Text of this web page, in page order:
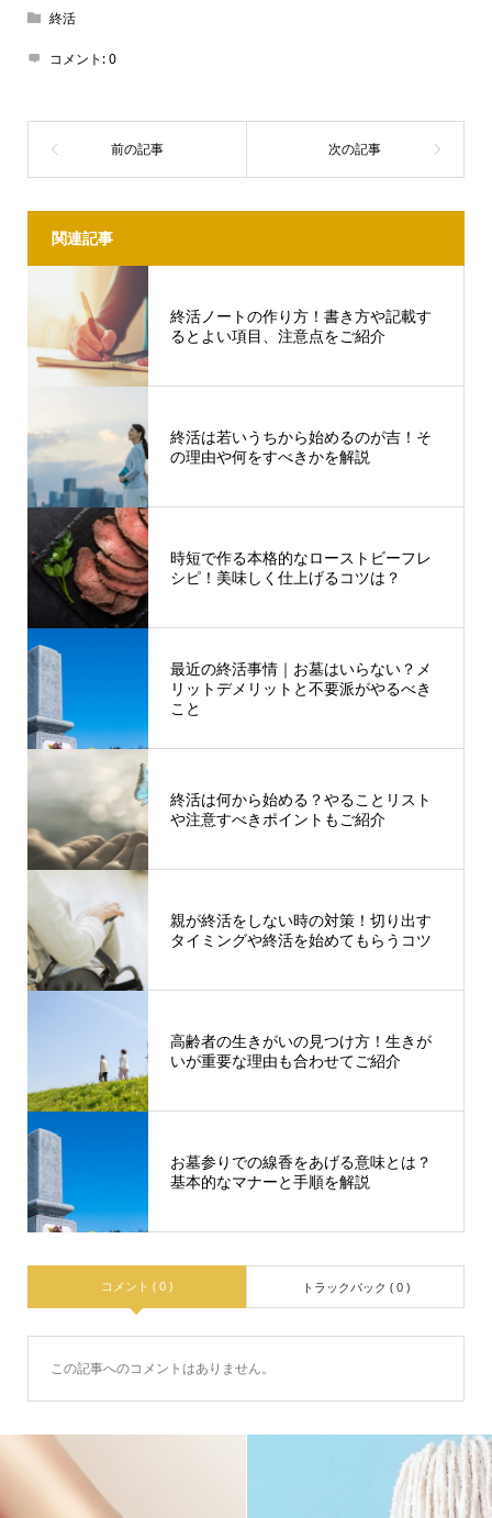
終活
コメント:0
関連記事
終活ノートの作り方！書き方や記載す
るとよい項目、注意点をご紹介
終活は若いうちから始めるのが吉！そ
の理由や何をすべきかを解説
時短で作る本格的なローストビーフレ
シピ！美味しく仕上げるコツは？
最近の終活事情｜お墓はいらない？メ
リットデメリットと不要派がやるべき
こと
終活は何から始める？やることリスト
や注意すべきポイントもご紹介
親が終活をしない時の対策！切り出す
タイミングや終活を始めてもらうコツ
高齢者の生きがいの見つけ方！生きが
いが重要な理由も合わせてご紹介
お墓参りでの線香をあげる意味とは？
基本的なマナーと手順を解説
コメント ( 0 ) トラックバック ( 0 )
この記事へのコメントはありません。